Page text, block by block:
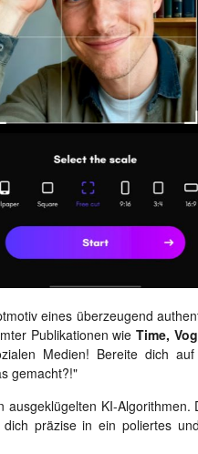
eines überzeugend
Publikationen wieTime,
Medien! Bereite dich
gemacht?!"
ausgeklügelten KI-
präzise in ein poliertes